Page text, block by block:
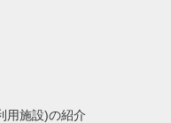
用施設)の紹介